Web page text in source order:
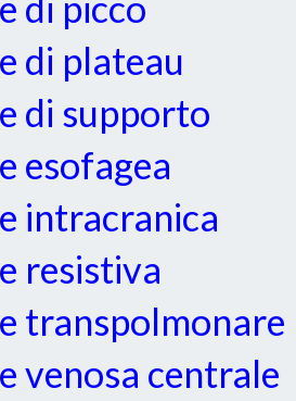
di plateau
di supporto
esofagea
intracranica
resistiva
transpolmonare
venosa centrale